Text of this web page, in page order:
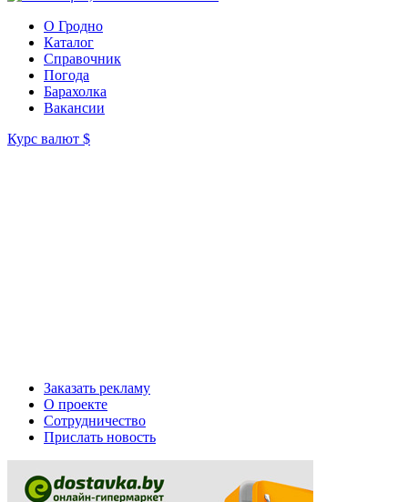
О Гродно
Каталог
Справочник
Погода
Барахолка
Вакансии
Курс валют $
Заказать рекламу
О проекте
Сотрудничество
Прислать новость